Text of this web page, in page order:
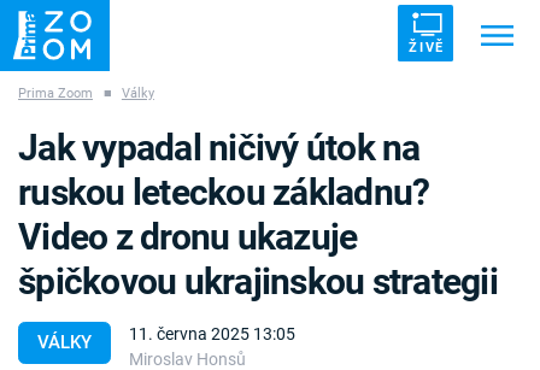
ŽIVĚ
ZÁHADY VETŘELCI DÁVNOVĚKU
Témata
Prima Zoom ■ Války
VÁLKY
11. června 2025 13:05
Miroslav Honsů
Jak vypadal ničivý útok na
ruskou leteckou základnu?
Video z dronu ukazuje
špičkovou ukrajinskou strategii